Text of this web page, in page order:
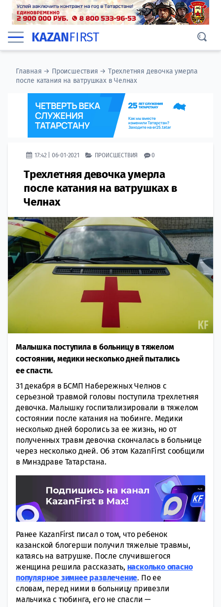
KAZANFIRST
Главная → Происшествия →Трехлетняя девочка умерла
после катания на ватрушках в Челнах
17:42 | 06-01-2021 ПРОИСШЕСТВИЯ 0
Трехлетняя девочка умерла
после катания на ватрушках в
Челнах
Малышка поступила в больницу в тяжелом
состоянии, медики несколько дней пытались
ее спасти.
31 декабря в БСМП Набережных Челнов с
серьезной травмой головы поступила трехлетняя
девочка. Малышку госпитализировали в тяжелом
состоянии после катания на тюбинге. Медики
несколько дней боролись за ее жизнь, но от
полученных травм девочка скончалась в больнице
через несколько дней. Об этом KazanFirst сообщили
в Минздраве Татарстана.
Ранее KazanFirst писал о том, что ребенок
казанской блогерши получил тяжелые травмы,
катаясь на ватрушке. После случившегося
женщина решила рассказать, насколько опасно
популярное зимнее развлечение. По ее
словам, перед ними в больницу привезли
мальчика с тюбинга, его не спасли —